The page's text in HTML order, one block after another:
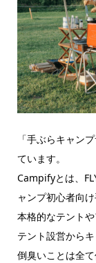
「手ぶらキャン
ています。
Campifyとは、
ャンプ初心者向
本格的なテント
テント設営から
倒臭いことは全て